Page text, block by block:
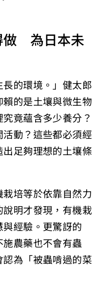
做 為日本未
的環境。」健太郎
的是土壤與微生物
竟蘊含多少養分？
動？這些都必須經
足夠理想的土壤條
培等於依靠自然力
明才發現，有機栽
經驗。更驚訝的
農藥也不會有蟲
為「被蟲啃過的菜